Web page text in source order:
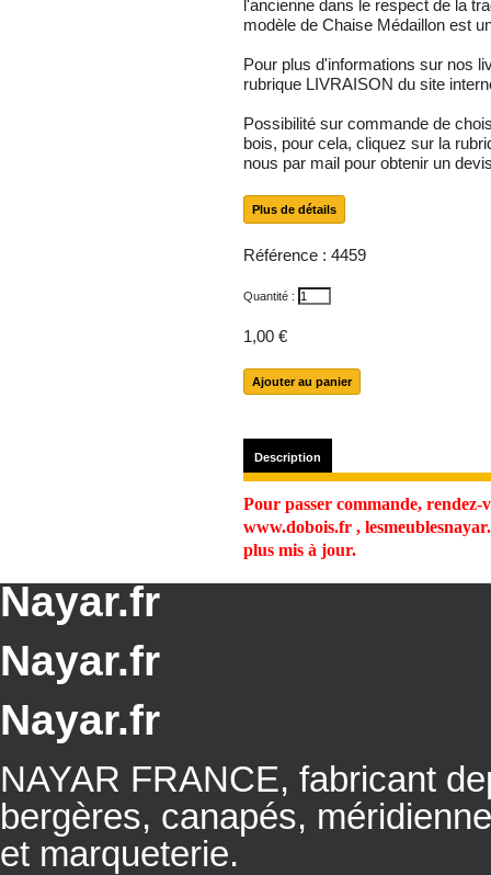
l'ancienne dans le respect de la
modèle de Chaise Médaillon est
Pour plus d'informations sur nos
rubrique LIVRAISON du site
Possibilité sur commande de
bois, pour cela, cliquez sur la
nous par mail pour obtenir un
Plus de détails
Référence : 4459
Quantité :
1,00 €
Description
Pour passer commande,
www.dobois.fr ,
plus mis à jour.
Nayar.fr
Nayar.fr
Nayar.fr
NAYAR FRANCE, fabricant
bergères, canapés,
et marqueterie.